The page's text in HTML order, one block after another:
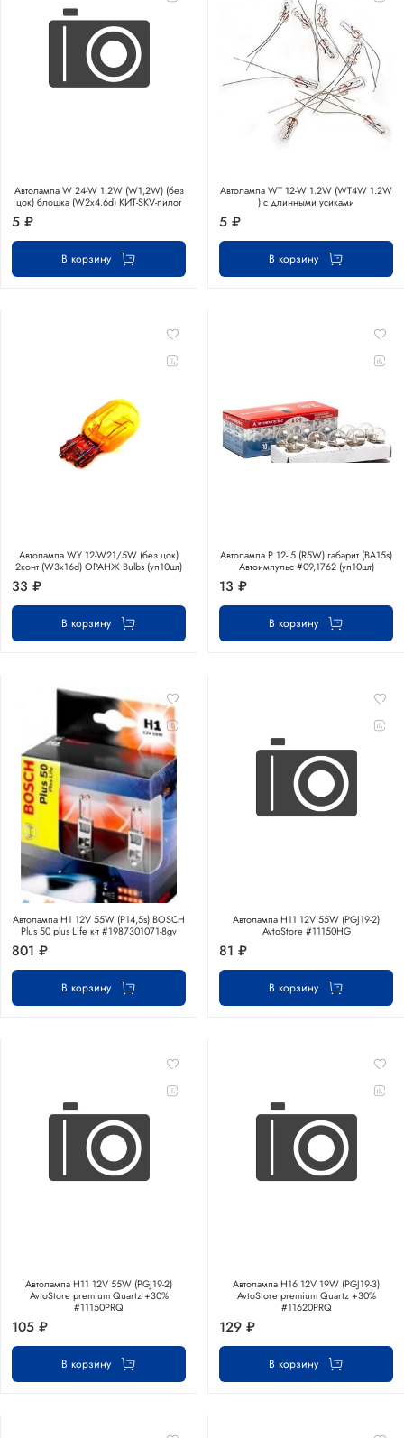
Автолампа W 24-W 1,2W (W1,2W) (без
цок) блошка (W2x4.6d) КИТ-SKV-пилот
5 ₽
В корзину
Автолампа WT 12-W 1.2W (WT4W 1.2W
) с длинными усиками
5 ₽
В корзину
Автолампа WY 12-W21/5W (без цок)
2конт (W3x16d) ОРАНЖ Bulbs (уп10шт)
33 ₽
В корзину
Автолампа Р 12- 5 (R5W) габарит (BA15s)
Автоимпульс #09,1762 (уп10шт)
13 ₽
В корзину
Автолампа H1 12V 55W (P14,5s) BOSCH
Plus 50 plus Life к-т #1987301071-8gv
801 ₽
В корзину
Автолампа H11 12V 55W (PGJ19-2)
AvtoStore #11150HG
81 ₽
В корзину
Автолампа H11 12V 55W (PGJ19-2)
AvtoStore premium Quartz +30%
#11150PRQ
105 ₽
В корзину
Автолампа H16 12V 19W (PGJ19-3)
AvtoStore premium Quartz +30%
#11620PRQ
129 ₽
В корзину